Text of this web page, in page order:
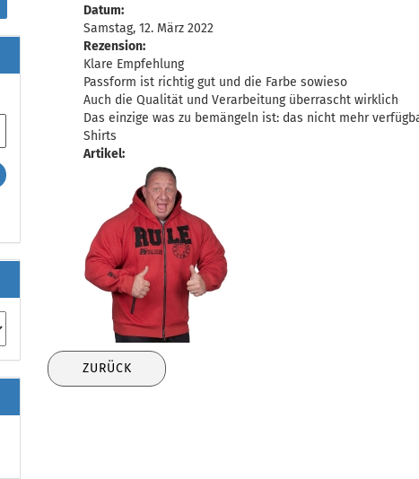
Datum:
Samstag, 12. März 2022
Rezension:
Klare Empfehlung
Passform ist richtig gut und die Farbe sowieso
Auch die Qualität und Verarbeitung überrascht wirklich
Das einzige was zu bemängeln ist: das nicht mehr
Shirts
Artikel:
ZURÜCK